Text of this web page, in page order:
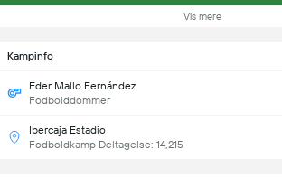
Vis mere
Kampinfo
Eder Mallo Fernández
Fodbolddommer
Ibercaja Estadio
Fodboldkamp Deltagelse: 14,215